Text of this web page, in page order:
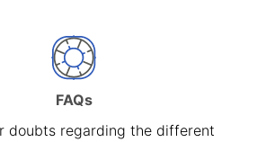
FAQs
doubts regarding the different